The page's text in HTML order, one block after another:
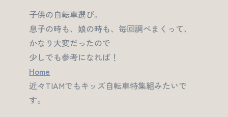
子供の自転車選び。
息子の時も、娘の時も、毎回調べまくって、
かなり大変だったので
少しでも参考になれば！
Home
近々TIAMでもキッズ自転車特集組みたいで
す。